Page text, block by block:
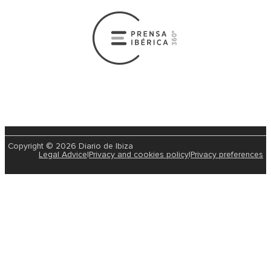
Copyright © 2026 Diario de Ibiza
Legal Advice|Privacy and cookies policy|Privacy preferences